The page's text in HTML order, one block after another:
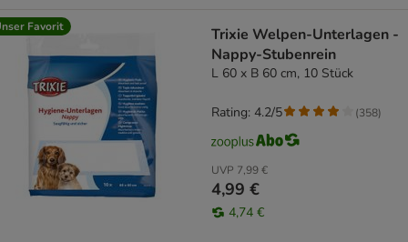
Favorit
Trixie Welpen-Unterlagen -
Nappy-Stubenrein
L 60 x B 60 cm, 10 Stück
UVP 7,99 €
4,99 €
4,74 €
Rating: 4.2/5 (358)